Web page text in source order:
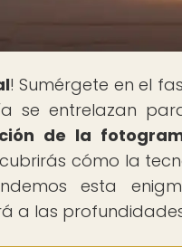
! Sumérgete en el
entrelazan
de la
cómo la
esta
a las